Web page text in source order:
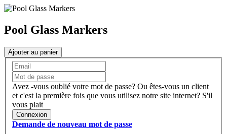
Pool Glass Markers
Ajouter au panier
Avez -vous oublié votre mot de passe? Ou êtes-vous un client
et c'est la première fois que vous utilisez notre site internet? S'il
vous plait
Connexion
Demande de nouveau mot de passe